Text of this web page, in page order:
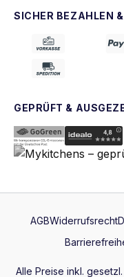
SICHER BEZAHLEN
GEPRÜFT &
AGBWiderrufsrecht
Alle Preise inkl.